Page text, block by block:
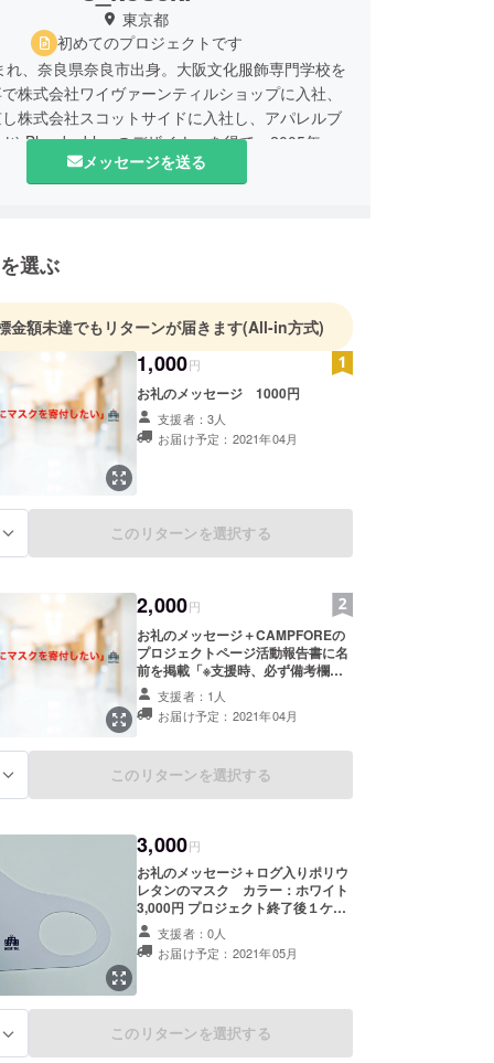
東京都
初めてのプロジェクトです
れ、奈良県奈良市出身。大阪文化服飾専門学校を
株式会社ワイヴァーンティルショップに入社、
株式会社スコットサイドに入社し、アパレルブ
やBlow by blowのデザイナーを得て、2005年に
バーサルユースを設立、その後2013年株式会社
し令和2年に社名変更し株式会社エモーショナ
メッセージを送る
選ぶ
金額未達でもリターンが届きます(All-in方式)
1,000円
お礼のメッセージ 1000円
支援者：3人
お届け予定：2021年04月
このリターンを選択する
2,000円
お礼のメッセージ＋CAMPFOREの
プロジェクトページ活動報告書に名
前を掲載「※支援時、必ず備考欄に
ご希望のお名前をご記入くださ
い。」 2,000円
支援者：1人
お届け予定：2021年04月
このリターンを選択する
3,000円
お礼のメッセージ＋ログ入りポリウ
レタンのマスク カラー：ホワイト
3,000円 プロジェクト終了後１ケ月
後に配送いたします。
支援者：0人
お届け予定：2021年05月
このリターンを選択する